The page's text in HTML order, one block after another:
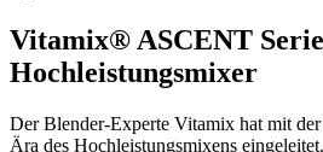
Vitamix® ASCENT
Hochleistungsmixer
Der Blender-Experte Vitamix hat mit
Ära des Hochleistungsmixens